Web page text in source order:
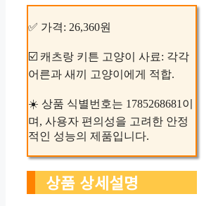
✅ 가격: 26,360원
☑️ 캐츠랑 키튼 고양이 사료: 각각
어른과 새끼 고양이에게 적합.
☀️ 상품 식별번호는 1785268681이
며, 사용자 편의성을 고려한 안정
적인 성능의 제품입니다.
상품 상세설명